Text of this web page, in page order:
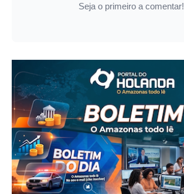
Seja o primeiro a comentar!